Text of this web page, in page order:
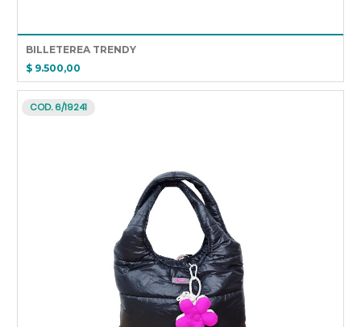
BILLETEREA TRENDY
$ 9.500,00
COD. 6/19241